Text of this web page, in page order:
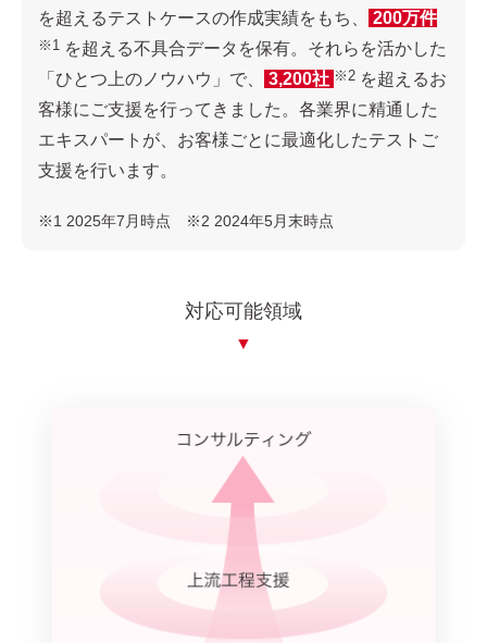
を超えるテストケースの作成実績をもち、 200万件
※1 を超える不具合データを保有。それらを活かした
「ひとつ上のノウハウ」で、
3,200社 ※2 を超えるお
客様にご支援を行ってきました。各業界に精通した
エキスパートが、お客様ごとに最適化したテストご
支援を行います。
※1 2025年7月時点 ※2 2024年5月末時点
対応可能領域
▼